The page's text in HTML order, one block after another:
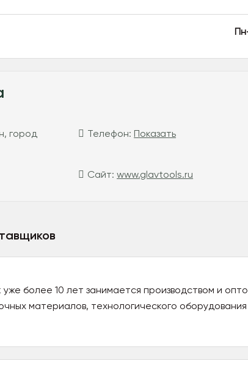
город
Телефон: Показать
Сайт:www.glavtools.ru
более 10 лет занимается производством и
материалов, технологического оборудования